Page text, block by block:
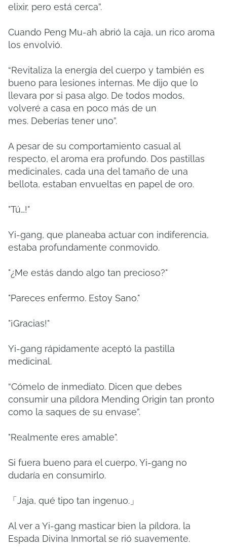
elixir, pero está cerca”.
Cuando Peng Mu-ah abrió la caja, un rico aroma
los envolvió.
“Revitaliza la energía del cuerpo y también es
bueno para lesiones internas. Me dijo que lo
llevara por si pasa algo. De todos modos,
volveré a casa en poco más de un
mes. Deberías tener uno”.
A pesar de su comportamiento casual al
respecto, el aroma era profundo. Dos pastillas
medicinales, cada una del tamaño de una
bellota, estaban envueltas en papel de oro.
"Tú…!"
Yi-gang, que planeaba actuar con indiferencia,
estaba profundamente conmovido.
"¿Me estás dando algo tan precioso?"
"Pareces enfermo. Estoy Sano."
"¡Gracias!"
Yi-gang rápidamente aceptó la pastilla
medicinal.
“Cómelo de inmediato. Dicen que debes
consumir una píldora Mending Origin tan pronto
como la saques de su envase”.
"Realmente eres amable".
Si fuera bueno para el cuerpo, Yi-gang no
dudaría en consumirlo.
「Jaja, qué tipo tan ingenuo.」
Al ver a Yi-gang masticar bien la píldora, la
Espada Divina Inmortal se rió suavemente.